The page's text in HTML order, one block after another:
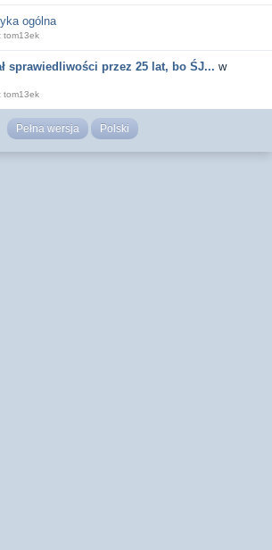
ogólna
tom13ek
sprawiedliwości przez 25 lat, bo ŚJ... w
tom13ek
Pełna wersja Polski